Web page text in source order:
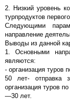
2. Низкий уровень
турпродуктов
Следующими
направление
Выводы из данной
1. Основными
являются:
- организация туров
50 лет- отправка
организация туров
—30 лет.